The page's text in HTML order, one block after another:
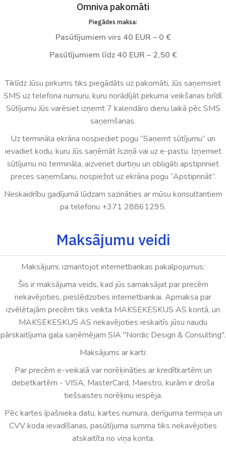
Omniva pakomāti
Piegādes maksa:
Pasūtījumiem virs 40 EUR – 0 €
Pasūtījumiem līdz 40 EUR – 2,50 €
Tiklīdz Jūsu pirkums tiks piegādāts uz pakomāti, Jūs saņemsiet
SMS uz telefona numuru, kuru norādījāt pirkuma veikšanas brīdī.
Sūtījumu Jūs varēsiet izņemt 7 kalendāro dienu laikā pēc SMS
saņemšanas.
Uz termināla ekrāna nospiediet pogu “Saņemt sūtījumu” un
ievadiet kodu, kuru Jūs saņēmāt īsziņā vai uz e-pastu. Izņemiet
sūtījumu no termināla, aizveriet durtiņu un obligāti apstipriniet
preces saņemšanu, nospiežot uz ekrāna pogu “Apstiprināt”.
Neskaidrību gadījumā lūdzam sazināties ar mūsu konsultantiem
pa telefonu +371 28861295.
Maksājumu veidi
Maksājumi, izmantojot internetbankas pakalpojumus:
Šis ir maksājuma veids, kad jūs samaksājat par precēm
nekavējoties, pieslēdzoties internetbankai. Apmaksa par
izvēlētajām precēm tiks veikta MAKSEKESKUS AS kontā, un
MAKSEKESKUS AS nekavējoties ieskaitīs jūsu naudu
pārskaitījuma gala saņēmējam SIA "Nordic Design & Consulting".
Maksājums ar karti:
Par precēm e-veikalā var norēķināties ar kredītkartēm un
debetkartēm - VISA, MasterCard, Maestro, kurām ir droša
tiešsaistes norēķinu iespēja.
Pēc kartes īpašnieka datu, kartes numura, derīguma termiņa un
CVV koda ievadīšanas, pasūtījuma summa tiks nekavējoties
atskaitīta no viņa konta.